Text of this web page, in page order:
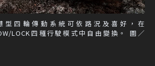
型四輪傳動系統可依路況及喜好，在
LOCK四種行駛模式中自由變換。 圖／